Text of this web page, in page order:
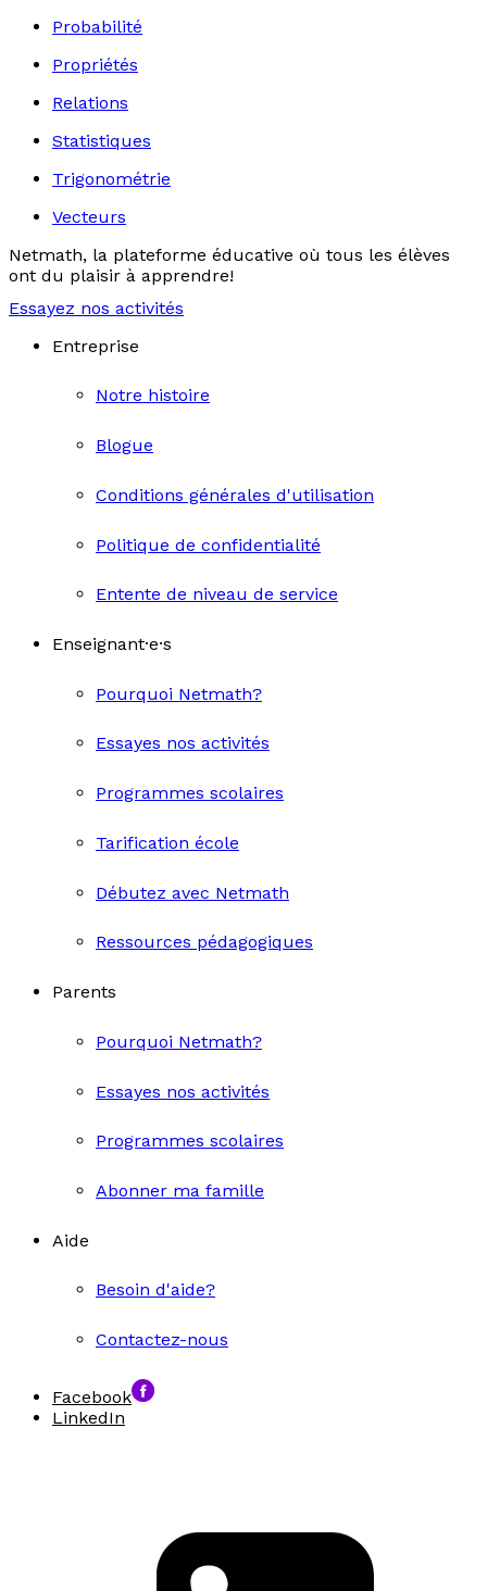
Probabilité
Propriétés
Relations
Statistiques
Trigonométrie
Vecteurs
Netmath, la plateforme éducative où tous les élèves
ont du plaisir à apprendre!
Essayez nos activités
Entreprise
Notre histoire
Blogue
Conditions générales d'utilisation
Politique de confidentialité
Entente de niveau de service
Enseignant·e·s
Pourquoi Netmath?
Essayes nos activités
Programmes scolaires
Tarification école
Débutez avec Netmath
Ressources pédagogiques
Parents
Pourquoi Netmath?
Essayes nos activités
Programmes scolaires
Abonner ma famille
Aide
Besoin d'aide?
Contactez-nous
Facebook
LinkedIn